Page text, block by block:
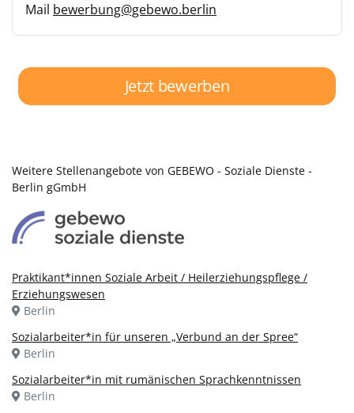
Mail bewerbung@gebewo.berlin
Jetzt bewerben
Weitere Stellenangebote von GEBEWO - Soziale Dienste -
Berlin gGmbH
Praktikant*innen Soziale Arbeit / Heilerziehungspflege /
Erziehungswesen
Berlin
Sozialarbeiter*in für unseren „Verbund an der Spree“
Berlin
Sozialarbeiter*in mit rumänischen Sprachkenntnissen
Berlin